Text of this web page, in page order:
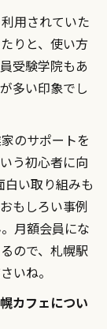
用されていた
りと、使い方
受験学院もあ
多い印象でし
のサポートを
う初心者に向
白い取り組みも
もしろい事例
月額会員にな
ので、札幌駅
いね。
カフェについ